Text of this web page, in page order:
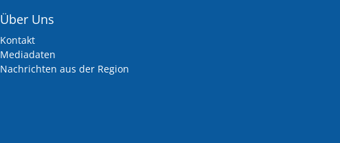
Über Uns
Kontakt
Mediadaten
Nachrichten aus der Region